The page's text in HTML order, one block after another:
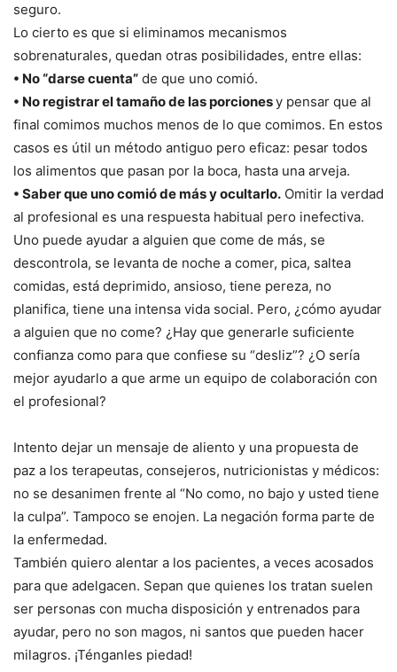
seguro.
Lo cierto es que si eliminamos mecanismos
sobrenaturales, quedan otras posibilidades, entre ellas:
• No “darse cuenta” de que uno comió.
• No registrar el tamaño de las porcionesy pensar que al
final comimos muchos menos de lo que comimos. En estos
casos es útil un método antiguo pero eficaz: pesar todos
los alimentos que pasan por la boca, hasta una arveja.
• Saber que uno comió de más y ocultarlo. Omitir la verdad
al profesional es una respuesta habitual pero inefectiva.
Uno puede ayudar a alguien que come de más, se
descontrola, se levanta de noche a comer, pica, saltea
comidas, está deprimido, ansioso, tiene pereza, no
planifica, tiene una intensa vida social. Pero, ¿cómo ayudar
a alguien que no come? ¿Hay que generarle suficiente
confianza como para que confiese su “desliz”? ¿O sería
mejor ayudarlo a que arme un equipo de colaboración con
el profesional?
Intento dejar un mensaje de aliento y una propuesta de
paz a los terapeutas, consejeros, nutricionistas y médicos:
no se desanimen frente al “No como, no bajo y usted tiene
la culpa”. Tampoco se enojen. La negación forma parte de
la enfermedad.
También quiero alentar a los pacientes, a veces acosados
para que adelgacen. Sepan que quienes los tratan suelen
ser personas con mucha disposición y entrenados para
ayudar, pero no son magos, ni santos que pueden hacer
milagros. ¡Ténganles piedad!